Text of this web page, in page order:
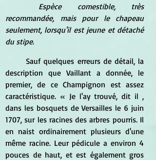
Espèce comestible, très
recommandée, mais pour le chapeau
seulement, lorsqu'il est jeune et détaché
du stipe.
description que Vaillant a donnée, le
premier, de ce Champignon est assez
caractéristique. « Je l'ay trouvé, dit il ,
dans les bosquets de Versailles le 6 juin
1707, sur les racines des arbres pourris. Il
en naist ordinairement plusieurs d'une
même racine. Leur pédicule a environ 4
pouces de haut, et est également gros